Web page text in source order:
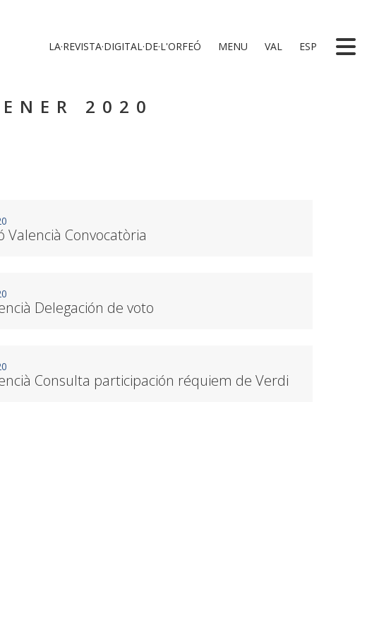
LA·REVISTA·DIGITAL·DE·L'ORFEÓ MENU VAL ESP
2020
Valencià Convocatòria
Delegación de voto
Consulta participación réquiem de Verdi